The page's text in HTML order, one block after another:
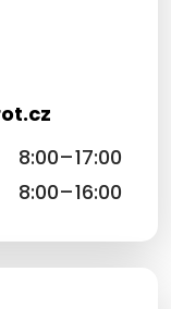
8:00–17:00
8:00–16:00